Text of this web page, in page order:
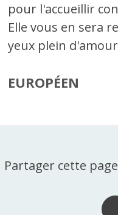
pour l'accueillir
Elle vous en sera
yeux plein
EUROPÉEN
Partager cette